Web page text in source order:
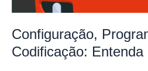
Configuração,
Codificação: